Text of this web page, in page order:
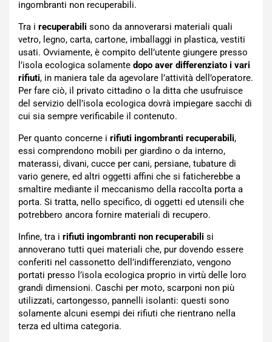
ingombranti non recuperabili.
Tra i recuperabili sono da annoverarsi materiali quali
vetro, legno, carta, cartone, imballaggi in plastica, vestiti
usati. Ovviamente, è compito dell’utente giungere presso
l’isola ecologica solamente dopo aver differenziato i vari
rifiuti, in maniera tale da agevolare l’attività dell’operatore.
Per fare ciò, il privato cittadino o la ditta che usufruisce
del servizio dell’isola ecologica dovrà impiegare sacchi di
cui sia sempre verificabile il contenuto.
Per quanto concerne i rifiuti ingombranti recuperabili,
essi comprendono mobili per giardino o da interno,
materassi, divani, cucce per cani, persiane, tubature di
vario genere, ed altri oggetti affini che si faticherebbe a
smaltire mediante il meccanismo della raccolta porta a
porta. Si tratta, nello specifico, di oggetti ed utensili che
potrebbero ancora fornire materiali di recupero.
Infine, tra i rifiuti ingombranti non recuperabili si
annoverano tutti quei materiali che, pur dovendo essere
conferiti nel cassonetto dell’indifferenziato, vengono
portati presso l’isola ecologica proprio in virtù delle loro
grandi dimensioni. Caschi per moto, scarponi non più
utilizzati, cartongesso, pannelli isolanti: questi sono
solamente alcuni esempi dei rifiuti che rientrano nella
terza ed ultima categoria.